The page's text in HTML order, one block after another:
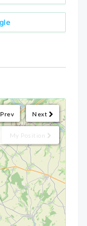
Next
Prev
My Position